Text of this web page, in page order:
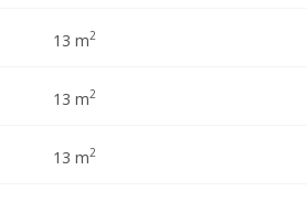
13 m2
13 m2
13 m2